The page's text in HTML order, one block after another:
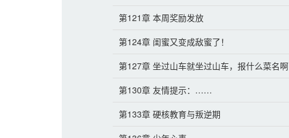
第121章 本周奖励发放
第124章 闺蜜又变成敌蜜了！
第127章 坐过山车就坐过山车，报什么菜名啊
第130章 友情提示：……
第133章 硬核教育与叛逆期